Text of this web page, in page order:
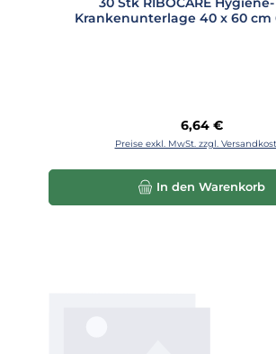
Krankenunterlage 40 x 60 cm
Regulärer Preis:
6,64 €
Preise exkl. MwSt. zzgl.
In den Warenkorb